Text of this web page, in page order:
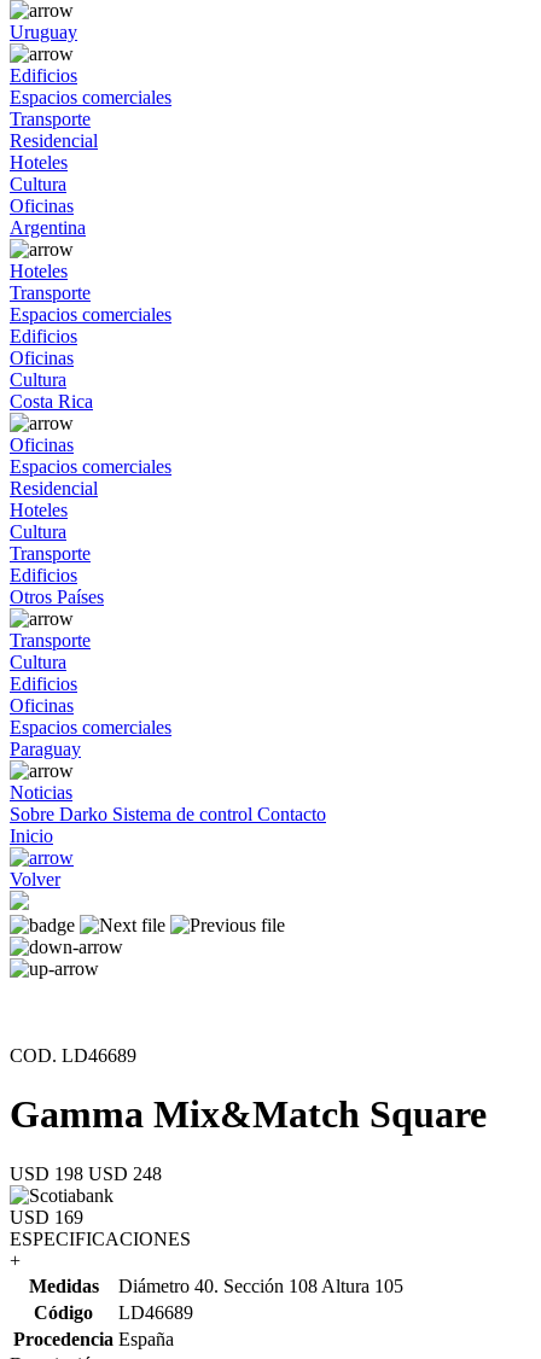
Uruguay
Edificios
Espacios comerciales
Transporte
Residencial
Hoteles
Cultura
Oficinas
Argentina
Hoteles
Transporte
Espacios comerciales
Edificios
Oficinas
Cultura
Costa Rica
Oficinas
Espacios comerciales
Residencial
Hoteles
Cultura
Transporte
Edificios
Otros Países
Transporte
Cultura
Edificios
Oficinas
Espacios comerciales
Paraguay
Noticias
Sobre Darko Sistema de control Contacto
Inicio
Volver
COD. LD46689
Gamma Mix&Match Square
USD 198 USD 248
USD 169
ESPECIFICACIONES
+
Medidas
Diámetro 40. Sección 108 Altura 105
Código
LD46689
Procedencia España